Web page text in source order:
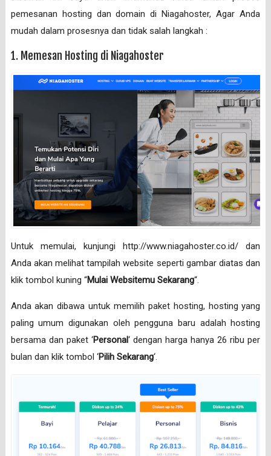
pemesanan hosting dan domain di Niagahoster, Agar Anda
mudah dalam prosesnya dan tidak salah langkah :
1. Memesan Hosting di Niagahoster
Untuk memulai, kunjungi http://www.niagahoster.co.id/ dan
Anda akan melihat tampilah website seperti gambar diatas dan
klik tombol kuning “Mulai Websitemu Sekarang“.
Anda akan dibawa untuk memilih paket hosting, hosting yang
paling umum digunakan oleh pengguna baru adalah hosting
bersama dan paket ‘Personal‘ dengan harga hanya 26 ribu per
bulan dan klik tombol ‘Pilih Sekarang‘.